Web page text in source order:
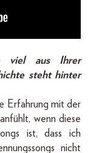
viel aus Ihrer
steht hinter
Erfahrung mit der
wenn diese
ist, dass ich
nicht